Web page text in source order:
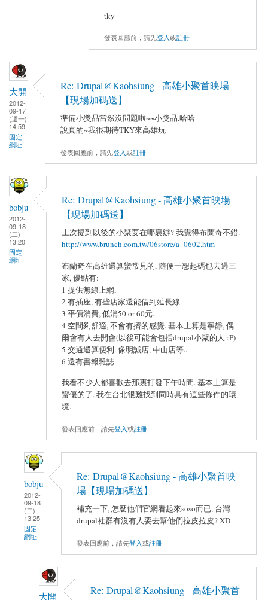
tky
發表回應前，請先登入或註冊
大開
2012-
09-17
(週一)
14:59
固定
網址
Re: Drupal@Kaohsiung - 高雄小聚首映場
【現場加碼送】
準備小獎品當然沒問題啦~~小獎品.哈哈
說真的~我很期待TKY來高雄玩
發表回應前，請先登入或註冊
bobju
2012-
09-18
(二)
13:20
固定
網址
Re: Drupal@Kaohsiung - 高雄小聚首映場
【現場加碼送】
上次提到以後的小聚要在哪裏辦? 我覺得布蘭奇不錯.
http://www.brunch.com.tw/06store/a_0602.htm
布蘭奇在高雄還算蠻常見的, 隨便一想起碼也去過三
家, 優點有:
1 提供無線上網,
2 有插座, 有些店家還能借到延長線.
3 平價消費, 低消50 or 60元.
4 空間夠舒適, 不會有擠的感覺. 基本上算是寧靜, 偶
爾會有人去開會(以後可能會包括drupal小聚的人 :P)
5 交通還算便利. 像明誠店, 中山店等..
6 還有書報雜誌.
我看不少人都喜歡去那裏打發下午時間. 基本上算是
蠻優的了. 我在台北很難找到同時具有這些條件的環
境.
發表回應前，請先登入或註冊
bobju
2012-
09-18
(二)
13:25
固定
網址
Re: Drupal@Kaohsiung - 高雄小聚首映
場【現場加碼送】
補充一下, 怎麼他們官網看起來soso而已, 台灣
drupal社群有沒有人要去幫他們拉皮拉皮? XD
發表回應前，請先登入或註冊
大開
Re: Drupal@Kaohsiung - 高雄小聚首